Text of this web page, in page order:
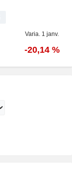
Varia. 1 janv.
-20,14 %